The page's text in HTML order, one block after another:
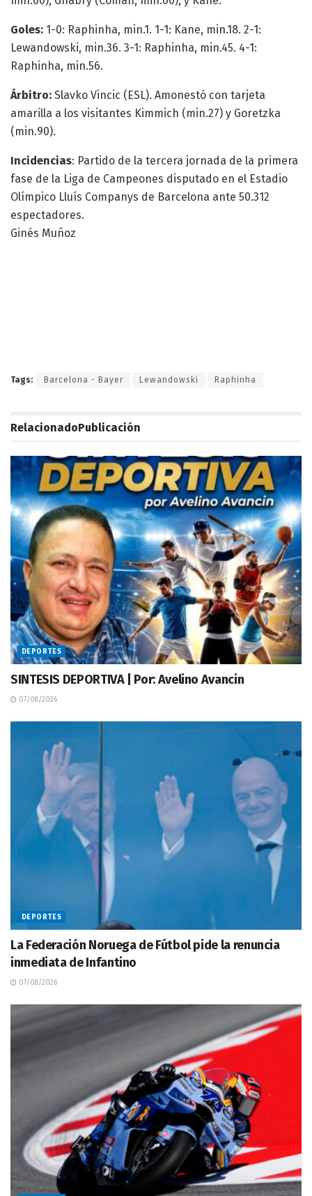
Goles: 1-0: Raphinha, min.1. 1-1: Kane, min.18. 2-1:
Lewandowski, min.36. 3-1: Raphinha, min.45. 4-1:
Raphinha, min.56.
Árbitro: Slavko Vincic (ESL). Amonestó con tarjeta
amarilla a los visitantes Kimmich (min.27) y Goretzka
(min.90).
Incidencias: Partido de la tercera jornada de la primera
fase de la Liga de Campeones disputado en el Estadio
Olímpico Lluís Companys de Barcelona ante 50.312
espectadores.
Ginés Muñoz
Tags: Barcelona - Bayer Lewandowski Raphinha
RelacionadoPublicación
DEPORTES
SINTESIS DEPORTIVA | Por: Avelino Avancin
07/08/2026
DEPORTES
La Federación Noruega de Fútbol pide la renuncia
inmediata de Infantino
07/08/2026